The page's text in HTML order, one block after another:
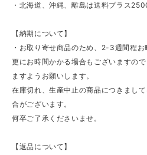
・北海道、沖縄、離島は送料プラス
【納期について】
・お取り寄せ商品のため、2-3週間程お
更にお時間かかる場合もございますの
ますようお願いします。
在庫切れ、生産中止の商品につきまし
合がございます。
何卒ご了承くださいませ。
【返品について】